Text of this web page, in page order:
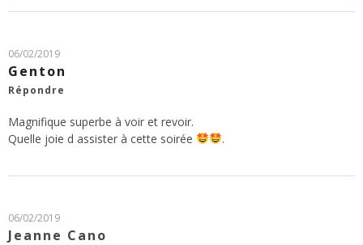
06/02/2019
Genton
Répondre
Magnifique superbe à voir et revoir.
Quelle joie d assister à cette soirée
.
06/02/2019
Jeanne Cano